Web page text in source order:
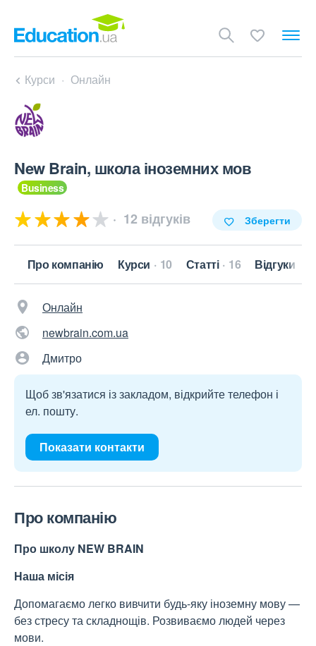
Курси Онлайн
New Brain, школа іноземних мов
12 відгуків Зберегти
Про компанію Курси 10 Статті 16 Відгуки
Онлайн
newbrain.com.ua
Дмитро
Щоб зв'язатися із закладом, відкрийте телефон і
ел. пошту.
Показати контакти
Про компанію
Про школу NEW BRAIN
Наша місія
Допомагаємо легко вивчити будь-яку іноземну мову —
без стресу та складнощів. Розвиваємо людей через
мови.